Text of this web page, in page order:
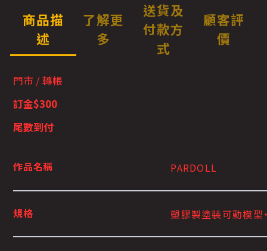
商品描
述
了解更
多
送貨及
付款方
式
顧客評
價
門市 / 轉帳
訂金$300
尾數到付
作品名稱 PARDOLL
規格 塑膠製塗裝可動模型